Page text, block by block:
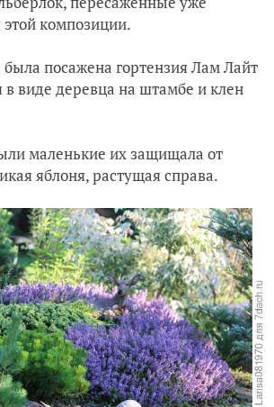
композиции.
посажена гортензия Лам Лайт
виде деревца на штамбе и клен
маленькие их защищала от
яблоня, растущая справа.